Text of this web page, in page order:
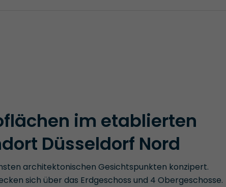
im etablierten
Düsseldorf Nord
architektonischen Gesichtspunkten konzipert.
sich über das Erdgeschoss und 4 Obergeschosse.